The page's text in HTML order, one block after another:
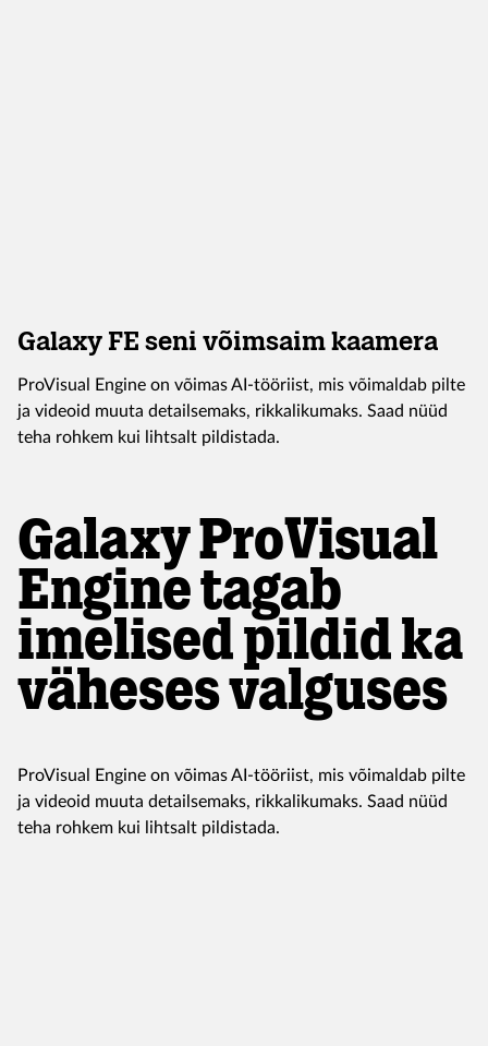
Galaxy FE seni võimsaim kaamera
ProVisual Engine on võimas AI-tööriist, mis võimaldab pilte
ja videoid muuta detailsemaks, rikkalikumaks. Saad nüüd
teha rohkem kui lihtsalt pildistada.
Galaxy ProVisual
Engine tagab
imelised pildid ka
väheses valguses
ProVisual Engine on võimas AI-tööriist, mis võimaldab pilte
ja videoid muuta detailsemaks, rikkalikumaks. Saad nüüd
teha rohkem kui lihtsalt pildistada.